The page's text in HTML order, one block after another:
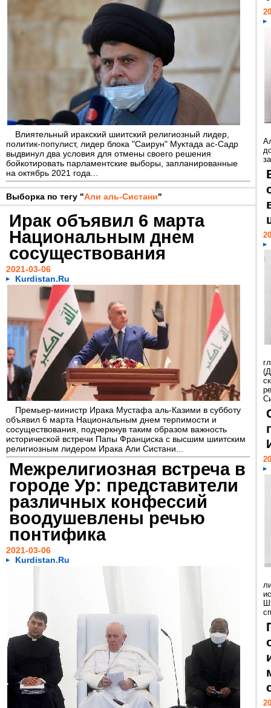
Влиятельный иракский шиитский религиозный лидер,
политик-популист, лидер блока "Саирун" Муктада ас-Садр
выдвинул два условия для отмены своего решения
бойкотировать парламентские выборы, запланированные
на октябрь 2021 года...
Выборка по тегу "Али аль-Систани"
Ирак объявил 6 марта
Национальным днем
сосуществования
2021-03-06
Kurdistan.Ru
Премьер-министр Ирака Мустафа аль-Казими в субботу
объявил 6 марта Национальным днем терпимости и
сосуществования, подчеркнув таким образом важность
исторической встречи Папы Франциска с высшим шиитским
религиозным лидером Ирака Али Систани...
Межрелигиозная встреча в
городе Ур: представители
различных конфессий
воодушевлены речью
понтифика
2021-03-06
Kurdistan.Ru